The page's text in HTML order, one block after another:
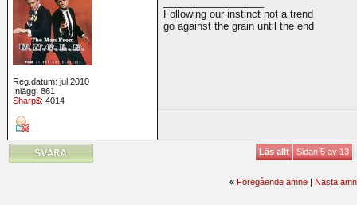
Reg.datum: jul 2010
Inlägg: 861
Sharp$: 4014
Following our instinct not a trend
go against the grain until the end
Läs allt Sidan 5 av 13
« Föregående ämne| Nästa